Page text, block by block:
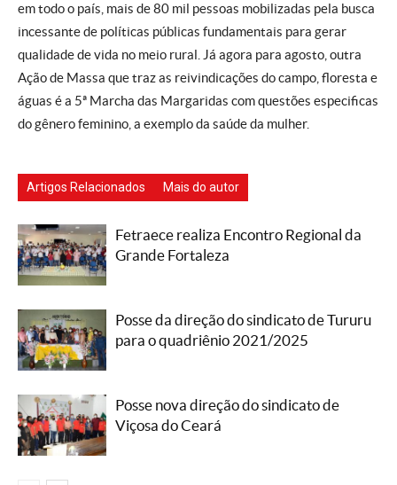
em todo o país, mais de 80 mil pessoas mobilizadas pela busca
incessante de políticas públicas fundamentais para gerar
qualidade de vida no meio rural. Já agora para agosto, outra
Ação de Massa que traz as reivindicações do campo, floresta e
águas é a 5ª Marcha das Margaridas com questões especificas
do gênero feminino, a exemplo da saúde da mulher.
Artigos Relacionados Mais do autor
Fetraece realiza Encontro Regional da
Grande Fortaleza
Posse da direção do sindicato de Tururu
para o quadriênio 2021/2025
Posse nova direção do sindicato de
Viçosa do Ceará